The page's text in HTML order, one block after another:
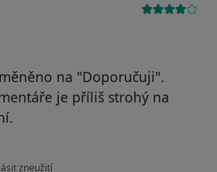
na "Doporučuji".
je příliš strohý na
názoru uživatele Pacient
zneužití